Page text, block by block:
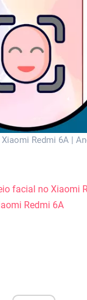
Redmi 6A |
facial no Xiaomi
Redmi 6A